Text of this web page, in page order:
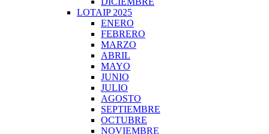
LOTAIP 2025
ENERO
FEBRERO
MARZO
ABRIL
MAYO
JUNIO
JULIO
AGOSTO
SEPTIEMBRE
OCTUBRE
NOVIEMBRE